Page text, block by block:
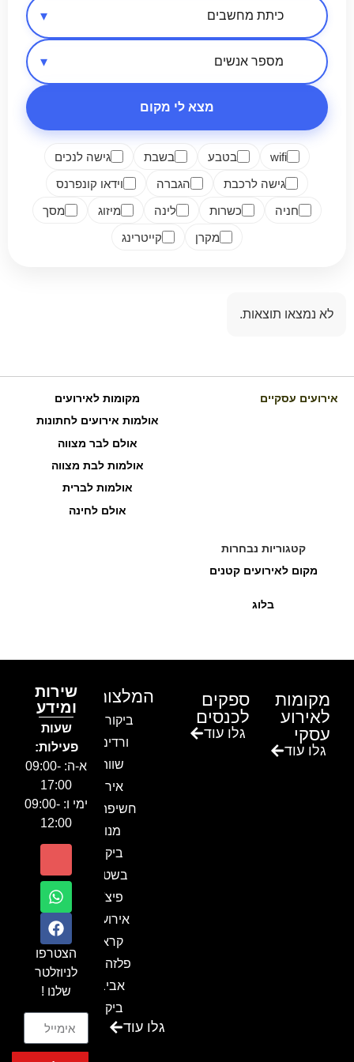
אזור בארץ
סיווג מקום
מספר אנשים
מצא לי מקום
wifi בטבע בשבת
גישה לנכים
גישה לרכבת
הגברה
וידאו קונפרנס
חניה
כשרות לינה מיזוג
מסך
מקרן
קייטרינג
לא נמצאו תוצאות.
אירועים עסקיים
מקומות לאירועים
אולמות אירועים לחתונות
אולם לבר מצווה
אולמות לבת מצווה
אולמות לברית
אולם לחינה
קטגוריות נבחרות
מקום לאירועים קטנים
בלוג
מקומות
לאירוע
עסקי
גלו עוד
ספקים
לכנסים
גלו עוד
המלצות
ביקור בגן
ורדים –
שווה!!
אירוע
חשיפה- זיו
מנור
ביקור
בשטח-
פיצ'ר
אירועים
קראון
פלזה תל
אביב-
ביקור
בכנסגלו עוד
שירות
ומידע
שעות
פעילות:
א-ה: 09:00-
17:00
ימי ו: 09:00-
12:00
הצטרפו
לניוזלטר
שלנו !